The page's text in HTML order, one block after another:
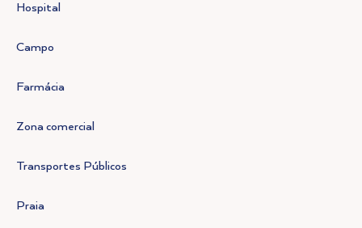
Hospital
Campo
Farmácia
Zona comercial
Transportes Públicos
Praia